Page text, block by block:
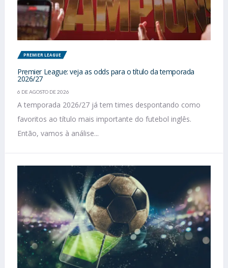
PREMIER LEAGUE
Premier League: veja as odds para o título da temporada
2026/27
6 DE AGOSTO DE 2026
A temporada 2026/27 já tem times despontando como
favoritos ao título mais importante do futebol inglês.
Então, vamos à análise...